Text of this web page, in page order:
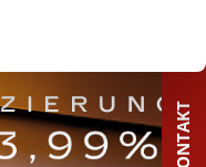
KONTAKT